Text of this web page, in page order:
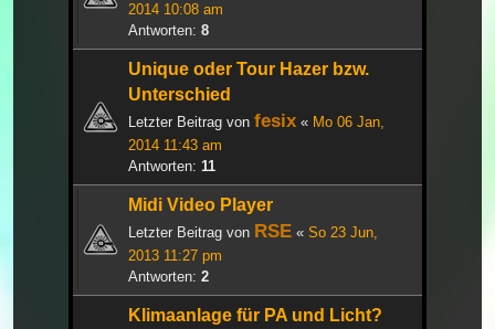
2014 10:08 am
Antworten: 8
Unique oder Tour Hazer bzw.
Unterschied
Letzter Beitrag von fesix « Mo 06 Jan,
2014 11:43 am
Antworten: 11
Midi Video Player
Letzter Beitrag von RSE « So 23 Jun,
2013 11:27 pm
Antworten: 2
Klimaanlage für PA und Licht?